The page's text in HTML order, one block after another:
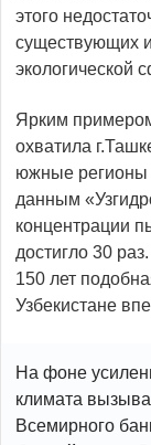
этого
существующих
экологической
Ярким
охватила
южные регионы
данным
концентрации
достигло 30
150 лет
Узбекистане
На фоне
климата
Всемирного